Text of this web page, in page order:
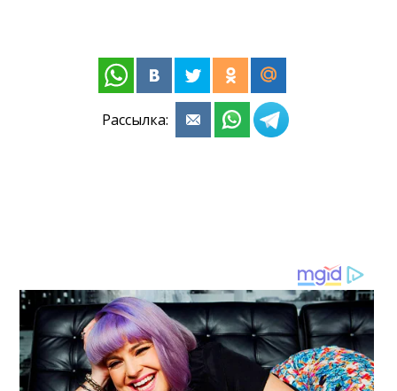
Рассылка: